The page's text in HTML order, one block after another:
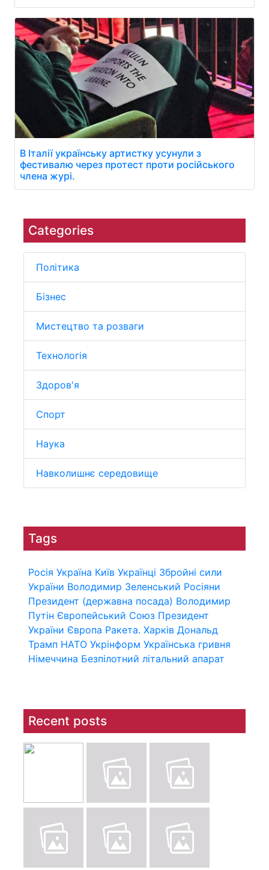
Categories
Політика
Бізнес
Мистецтво та розваги
Технологія
Здоров'я
Спорт
Наука
Навколишнє середовище
Tags
Росія Україна Київ Українці Збройні сили
України Володимир Зеленський Росіяни
Президент (державна посада) Володимир
Путін Європейський Союз Президент
України Європа Ракета. Харків Дональд
Трамп НАТО Укрінформ Українська гривня
Німеччина Безпілотний літальний апарат
Recent posts
В Італії українську артистку усунули з
фестивалю через протест проти російського
члена журі.